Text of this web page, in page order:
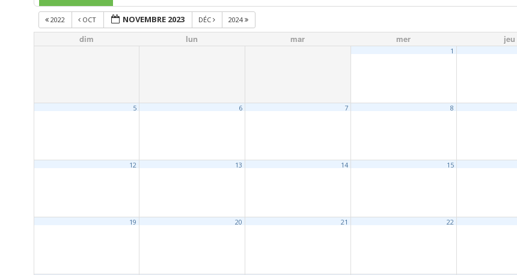
2022 OCT NOVEMBRE 2023 DÉC 2024
dim lun mar mer jeu
1
5 6 7 8
12 13 14 15
19 20 21 22